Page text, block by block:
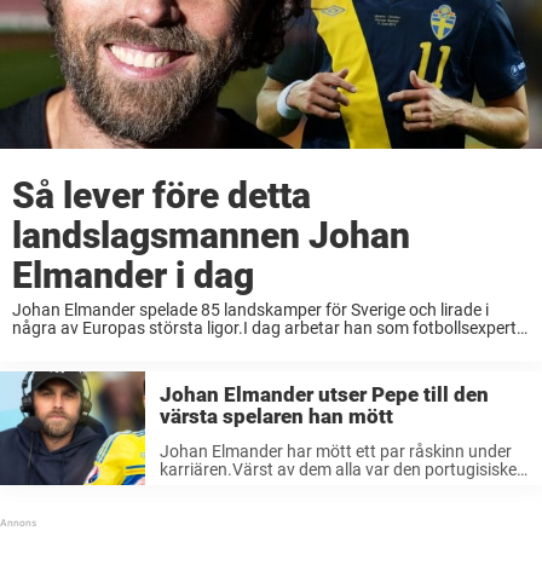
Så lever före detta
landslagsmannen Johan
Elmander i dag
Johan Elmander spelade 85 landskamper för Sverige och lirade i
några av Europas största ligor.I dag arbetar han som fotbollsexpert
Johan Elmander utser Pepe till den
värsta spelaren han mött
Johan Elmander har mött ett par råskinn under
karriären.Värst av dem alla var den portugisiske